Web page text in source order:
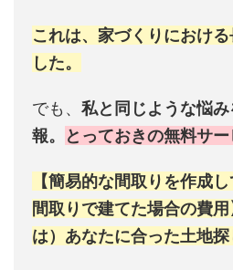
これは、家づくりにおけ
した。
でも、 私と同じような悩
報。
とっておきの無料サー
【簡易的な間取りを作成し
間取りで建てた場合の費用
は）あなたに合った土地探